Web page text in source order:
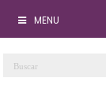
MENU